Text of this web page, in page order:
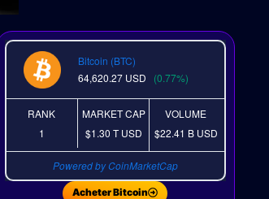
Bitcoin (BTC)
64,620.27 USD (0.77%)
RANK
1
MARKET CAP
$1.30 TUSD
VOLUME
$22.41 B USD
Powered by CoinMarketCap
Acheter Bitcoin